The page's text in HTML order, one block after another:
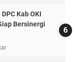
Kab OKI
Bersinergi